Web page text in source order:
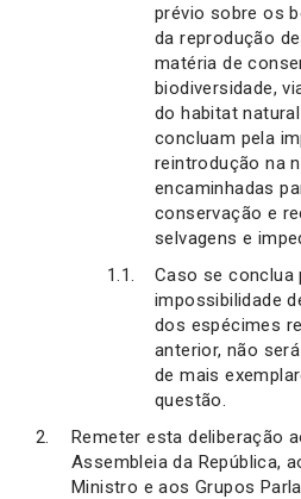
prévio sobre os
da reprodução
matéria de
biodiversidade,
do habitat
concluam pela
reintrodução na
encaminhadas
conservação e
selvagens e
Caso se conclua
impossibilidade
dos espécimes
anterior, não
de mais
questão.
Remeter esta deliberação
Assembleia da República,
Ministro e aos Grupos